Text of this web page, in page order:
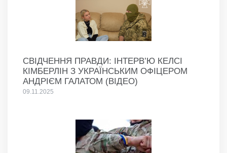
СВІДЧЕННЯ ПРАВДИ: ІНТЕРВ’Ю КЕЛСІ
КІМБЕРЛІН З УКРАЇНСЬКИМ ОФІЦЕРОМ
АНДРІЄМ ГАЛАТОМ (ВІДЕО)
09.11.2025